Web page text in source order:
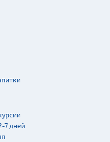
7 дней